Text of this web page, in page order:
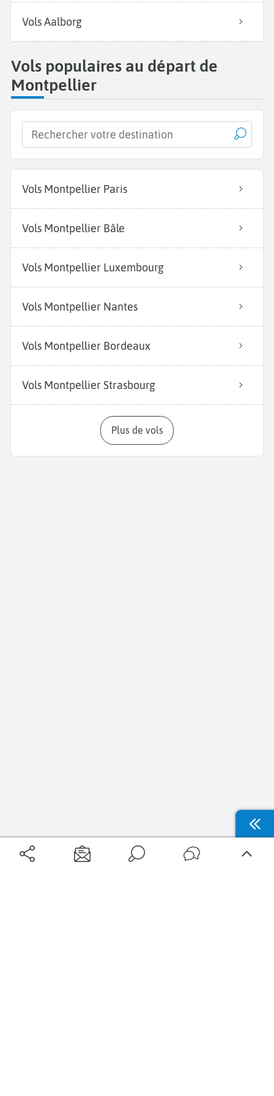
Vols Aalborg
Vols populaires au départ de
Montpellier
Vols Montpellier Paris
Vols Montpellier Bâle
Vols Montpellier Luxembourg
Vols Montpellier Nantes
Vols Montpellier Bordeaux
Vols Montpellier Strasbourg
Plus de vols